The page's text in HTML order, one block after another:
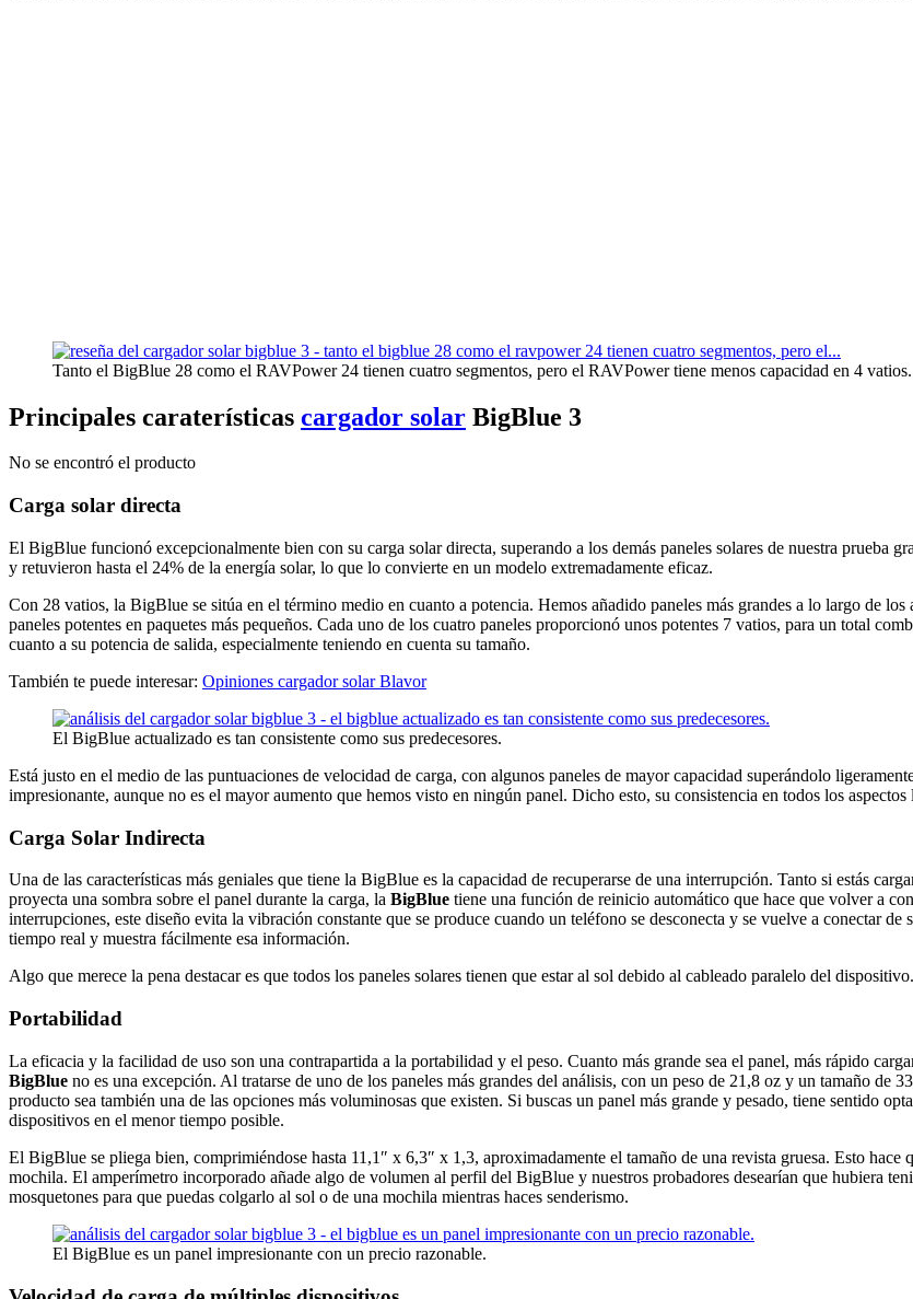
Tanto el BigBlue 28 como el RAVPower 24 tienen cuatro segmentos, pero el RAVPower tiene menos capacidad en 4 vatios.
Principales caraterísticas cargador solar BigBlue 3
No se encontró el producto
Carga solar directa
El BigBlue funcionó excepcionalmente bien con su carga solar directa, superando a los demás paneles solares de nuestra prueba
y retuvieron hasta el 24% de la energía solar, lo que lo convierte en un modelo extremadamente eficaz.
Con 28 vatios, la BigBlue se sitúa en el término medio en cuanto a potencia. Hemos añadido paneles más grandes a lo largo de
paneles potentes en paquetes más pequeños. Cada uno de los cuatro paneles proporcionó unos potentes 7 vatios, para un total
cuanto a su potencia de salida, especialmente teniendo en cuenta su tamaño.
También te puede interesar: Opiniones cargador solar Blavor
El BigBlue actualizado es tan consistente como sus predecesores.
Está justo en el medio de las puntuaciones de velocidad de carga, con algunos paneles de mayor capacidad superándolo
impresionante, aunque no es el mayor aumento que hemos visto en ningún panel. Dicho esto, su consistencia en todos los
Carga Solar Indirecta
Una de las características más geniales que tiene la BigBlue es la capacidad de recuperarse de una interrupción. Tanto si estás
proyecta una sombra sobre el panel durante la carga, la BigBlue tiene una función de reinicio automático que hace que volver a
interrupciones, este diseño evita la vibración constante que se produce cuando un teléfono se desconecta y se vuelve a conectar
tiempo real y muestra fácilmente esa información.
Algo que merece la pena destacar es que todos los paneles solares tienen que estar al sol debido al cableado paralelo del
Portabilidad
La eficacia y la facilidad de uso son una contrapartida a la portabilidad y el peso. Cuanto más grande sea el panel, más rápido
BigBlue no es una excepción. Al tratarse de uno de los paneles más grandes del análisis, con un peso de 21,8 oz y un tamaño de
producto sea también una de las opciones más voluminosas que existen. Si buscas un panel más grande y pesado, tiene sentido
dispositivos en el menor tiempo posible.
El BigBlue se pliega bien, comprimiéndose hasta 11,1″ x 6,3″ x 1,3, aproximadamente el tamaño de una revista gruesa. Esto
mochila. El amperímetro incorporado añade algo de volumen al perfil del BigBlue y nuestros probadores desearían que hubiera
mosquetones para que puedas colgarlo al sol o de una mochila mientras haces senderismo.
El BigBlue es un panel impresionante con un precio razonable.